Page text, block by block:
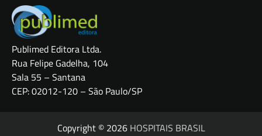
Publimed Editora Ltda.
Rua Felipe Gadelha, 104
Sala 55 – Santana
CEP: 02012-120 – São Paulo/SP
Copyright © 2026 HOSPITAIS BRASIL